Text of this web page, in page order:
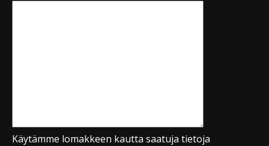
Käytämme lomakkeen kautta saatuja tietoja